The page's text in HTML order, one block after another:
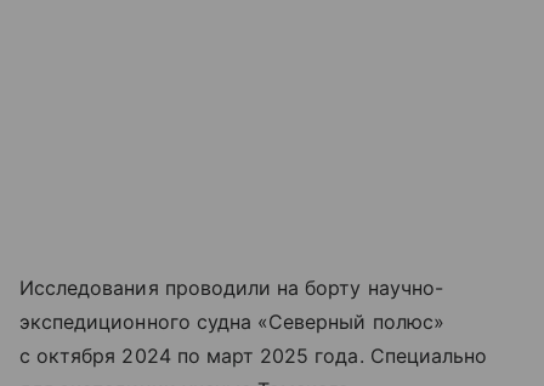
Исследования проводили на борту научно-
экспедиционного судна «Северный полюс»
с октября 2024 по март 2025 года. Специально